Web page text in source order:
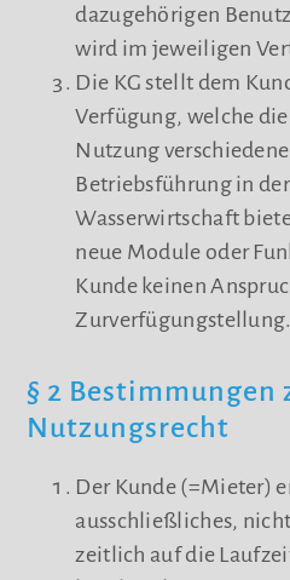
dazugehörigen
wird im jeweiligen
Die KG stellt dem
Verfügung, welche
Nutzung
Betriebsführung in
Wasserwirtschaft
neue Module oder
Kunde keinen
Zurverfügungstellung.
§ 2 Bestimmungen
Nutzungsrecht
Der Kunde (=Mieter)
ausschließliches,
zeitlich auf die